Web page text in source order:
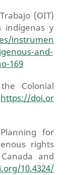
(OIT)
indígenas y
instrumen
and-
169
Colonial
https://doi.or
for
rights
and
10.4324/